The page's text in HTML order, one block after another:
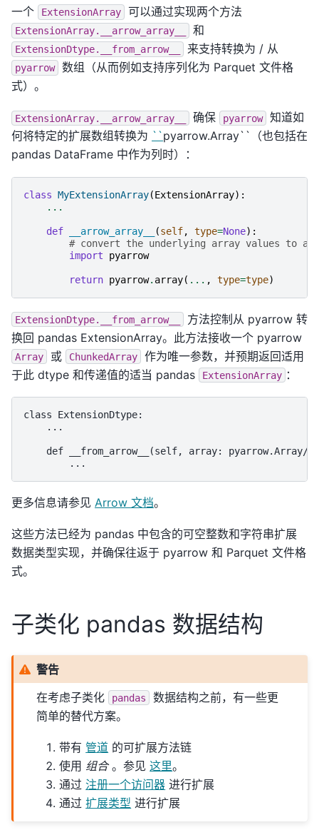
一个 ExtensionArray 可以通过实现两个方法
ExtensionArray.__arrow_array__ 和
ExtensionDtype.__from_arrow__ 来支持转换为 / 从
pyarrow
数组（从而例如支持序列化为 Parquet 文件格
式）。
ExtensionArray.__arrow_array__ 确保 pyarrow
知道如
何将特定的扩展数组转换为 ``pyarrow.Array``（也包括在
pandas DataFrame 中作为列时）：
class MyExtensionArray(ExtensionArray):
...
def __arrow_array__ (self, type=None):
# convert the underlying array values to a
import
pyarrow
return pyarrow. array( ... , type=type)
ExtensionDtype.__from_arrow__
方法控制从 pyarrow 转
换回 pandas ExtensionArray。此方法接收一个 pyarrow
Array 或 ChunkedArray
作为唯一参数，并预期返回适用
于此 dtype 和传递值的适当 pandas
ExtensionArray ：
class ExtensionDtype:
    ...
def __from_arrow__(self, array: pyarrow.Array/
更多信息请参见 Arrow 文档。
这些方法已经为 pandas 中包含的可空整数和字符串扩展
数据类型实现，并确保往返于 pyarrow 和 Parquet 文件格
式。
子类化 pandas 数据结构
警告
在考虑子类化
pandas
数据结构之前，有一些更
简单的替代方案。
带有 管道 的可扩展方法链
使用 组合。参见这里。
通过注册一个访问器 进行扩展
通过扩展类型 进行扩展